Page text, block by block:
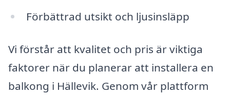
Förbättrad utsikt och ljusinsläpp
Vi förstår att kvalitet och pris är viktiga
faktorer när du planerar att installera en
balkong i Hällevik. Genom vår plattform